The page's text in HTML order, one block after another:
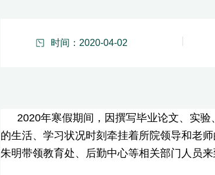
时间：2020-04-02
2020年寒假期间，因撰写毕业论文、实
的生活、学习状况时刻牵挂着所院领导和老
朱明带领教育处、后勤中心等相关部门人员